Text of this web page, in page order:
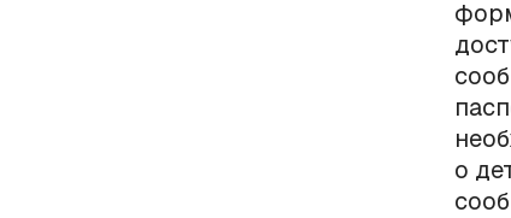
о